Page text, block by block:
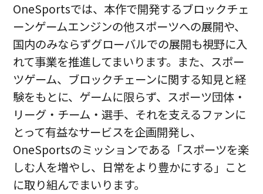
OneSportsでは、本作で開発するブロックチェ
ーンゲームエンジンの他スポーツへの展開や、
国内のみならずグローバルでの展開も視野に入
れて事業を推進してまいります。また、スポー
ツゲーム、ブロックチェーンに関する知見と経
験をもとに、ゲームに限らず、スポーツ団体・
リーグ・チーム・選手、それを支えるファンに
とって有益なサービスを企画開発し、
OneSportsのミッションである「スポーツを楽
しむ人を増やし、日常をより豊かにする」こと
に取り組んでまいります。